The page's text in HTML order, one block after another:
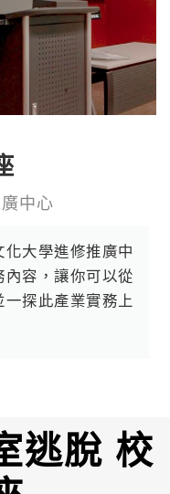
中 心
大學進修推廣中
容，讓你可以從
探此產業實務上
逃脫 校